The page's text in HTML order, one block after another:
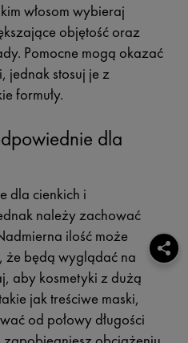
włosom wybieraj
objętość oraz
Pomocne mogą okazać
jednak stosuj je z
formuły.
dla
dla cienkich i
należy zachować
ilość może
że będą wyglądać na
aby kosmetyki z dużą
jak treściwe maski,
od połowy długości